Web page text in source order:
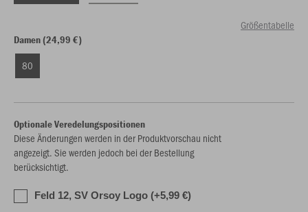
Größentabelle
Damen (24,99 €)
80
Optionale Veredelungspositionen
Diese Änderungen werden in der Produktvorschau nicht
angezeigt. Sie werden jedoch bei der Bestellung
berücksichtigt.
Feld 12, SV Orsoy Logo (+5,99 €)